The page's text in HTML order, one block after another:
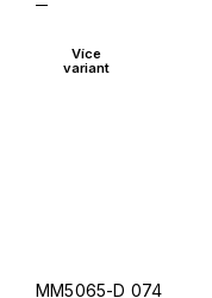
Více
variant
MM5065-D 074